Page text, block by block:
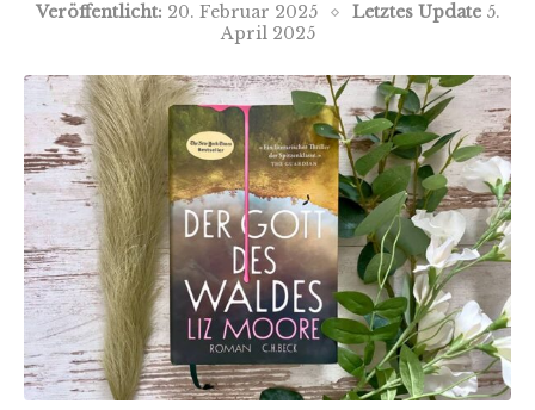
Veröffentlicht: 20. Februar 2025 Letztes Update 5.
April 2025